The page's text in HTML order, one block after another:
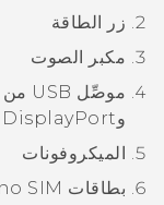
زر
الطاقة
مكبر الصوت
موصِّل USB من نوع C
وDisplayPort
الميكروفونات
بطاقات SIM